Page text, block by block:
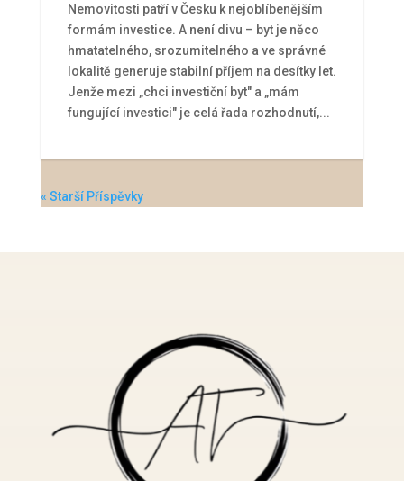
Nemovitosti patří v Česku k nejoblíbenějším
formám investice. A není divu – byt je něco
hmatatelného, srozumitelného a ve správné
lokalitě generuje stabilní příjem na desítky let.
Jenže mezi „chci investiční byt" a „mám
fungující investici" je celá řada rozhodnutí,...
« Starší Příspěvky